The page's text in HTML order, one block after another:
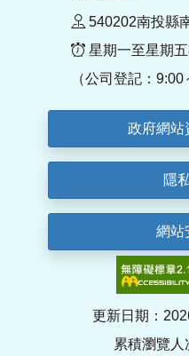
540202南投縣
星期一至星期
（公司登記：
政府網站
隱
網站
更新日期：
累積瀏覽